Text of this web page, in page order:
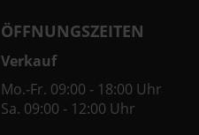
ÖFFNUNGSZEITEN
Verkauf
Mo.-Fr. 09:00 - 18:00 Uhr
Sa. 09:00 - 12:00 Uhr